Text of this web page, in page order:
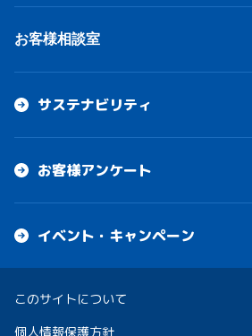
お客様相談室
サステナビリティ
お客様アンケート
イベント・キャンペーン
このサイトについて
個人情報保護方針